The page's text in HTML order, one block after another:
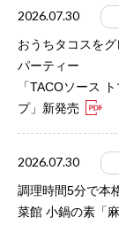
2026.07.30
おうちタコスを
パーティー
「TACOソース
プ」新発売
2026.07.30
調理時間5分で本
菜館 小鍋の素「